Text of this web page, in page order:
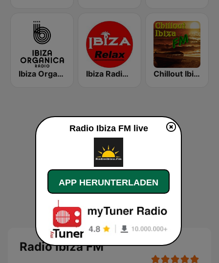
Ibiza Organica Radio Ibiza Radios - Relax Chillout Ibiza FM
Radio Ibiza FM
Radio Ibiza FM live
APP HERUNTERLADEN